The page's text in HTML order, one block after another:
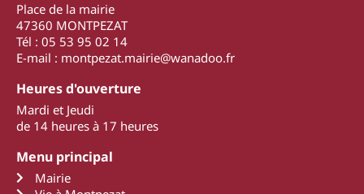
Place de la mairie
47360 MONTPEZAT
Tél : 05 53 95 02 14
E-mail : montpezat.mairie@wanadoo.fr
Heures d'ouverture
Mardi et Jeudi
de 14 heures à 17 heures
Menu principal
Mairie